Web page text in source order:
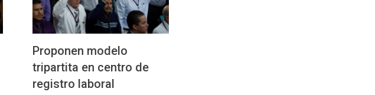
Proponen modelo
tripartita en centro de
registro laboral